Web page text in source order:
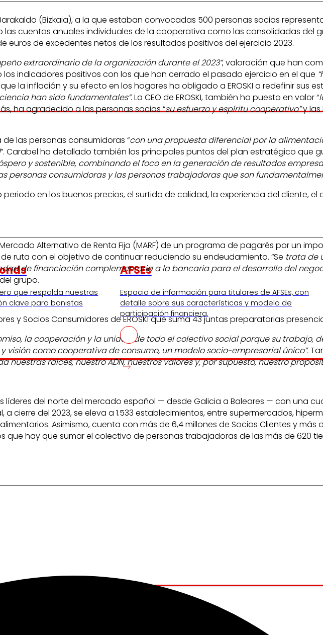
que respalda nuestras
clave para bonistas
AFSEs
Espacio de información para titulares de AFSEs, con
detalle sobre sus características y modelo de
participación financiera.
(Bizkaia), a la que estaban convocadas 500 personas socias
cuentas anuales individuales de la cooperativa como las consolidadas del
euros de excedentes netos de los resultados positivos del ejercicio 2023.
extraordinario de la organización durante el 2023”, valoración que han
indicadores positivos con los que han cerrado el pasado ejercicio en el que
la inflación y su efecto en los hogares ha obligado a EROSKI a redefinir sus
han sido fundamentales”. La CEO de EROSKI, también ha puesto en valor “
ha agradecido a las personas socias “su esfuerzo y espíritu cooperativo”y las
las personas consumidoras “con una propuesta diferencial por la
”. Carabel ha detallado también los principales puntos del plan estratégico que
y sostenible, combinando el foco en la generación de resultados
consumidoras y las personas trabajadoras que son
en los buenos precios, el surtido de calidad, la experiencia del cliente,
Alternativo de Renta Fija (MARF) de un programa de pagarés por un
ruta con el objetivo de continuar reduciendo su endeudamiento. “Se trata de
de financiación complementaria a la bancaria para el desarrollo del
grupo.
y Socios Consumidores de EROSKI que suma 43 juntas preparatorias
la cooperación y la unidad de todo el colectivo social porque su trabajo,
visión como cooperativa de consumo, un modelo socio-empresarial único”.
raíces, nuestro ADN, nuestros valores y, por supuesto, nuestro
del norte del mercado español — desde Galicia a Baleares — con una
cierre del 2023, se eleva a 1.533 establecimientos, entre supermercados,
Asimismo, cuenta con más de 6,4 millones de Socios Clientes y más
hay que sumar el colectivo de personas trabajadoras de las más de 620